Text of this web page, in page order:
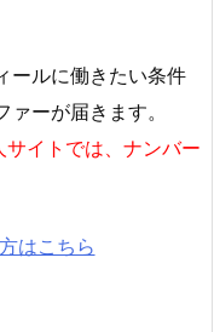
ールに働きたい条件
ーが届きます。
イトでは、ナンバー
はこちら